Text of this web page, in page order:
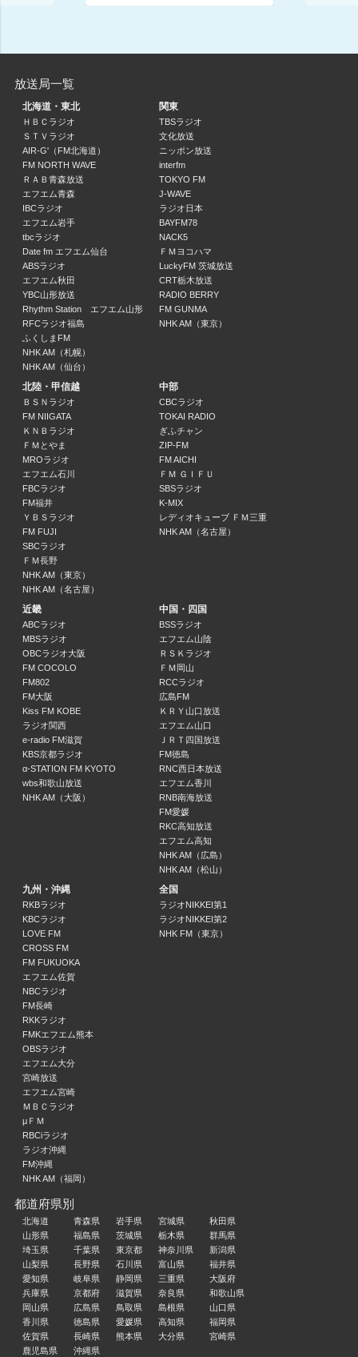
放送局一覧
北海道・東北
ＨＢＣラジオ
ＳＴＶラジオ
AIR-G'（FM北海道）
FM NORTH WAVE
ＲＡＢ青森放送
エフエム青森
IBCラジオ
エフエム岩手
tbcラジオ
Date fm エフエム仙台
ABSラジオ
エフエム秋田
YBC山形放送
Rhythm Station エフエム山形
RFCラジオ福島
ふくしまFM
NHK AM（札幌）
NHK AM（仙台）
関東
TBSラジオ
文化放送
ニッポン放送
interfm
TOKYO FM
J-WAVE
ラジオ日本
BAYFM78
NACK5
ＦＭヨコハマ
LuckyFM 茨城放送
CRT栃木放送
RADIO BERRY
FM GUNMA
NHK AM（東京）
北陸・甲信越
ＢＳＮラジオ
FM NIIGATA
ＫＮＢラジオ
ＦＭとやま
MROラジオ
エフエム石川
FBCラジオ
FM福井
ＹＢＳラジオ
FM FUJI
SBCラジオ
ＦＭ長野
NHK AM（東京）
NHK AM（名古屋）
中部
CBCラジオ
TOKAI RADIO
ぎふチャン
ZIP-FM
FM AICHI
ＦＭ ＧＩＦＵ
SBSラジオ
K-MIX
レディオキューブ ＦＭ三重
NHK AM（名古屋）
近畿
ABCラジオ
MBSラジオ
OBCラジオ大阪
FM COCOLO
FM802
FM大阪
Kiss FM KOBE
ラジオ関西
e-radio FM滋賀
KBS京都ラジオ
α-STATION FM KYOTO
wbs和歌山放送
NHK AM（大阪）
中国・四国
BSSラジオ
エフエム山陰
ＲＳＫラジオ
ＦＭ岡山
RCCラジオ
広島FM
ＫＲＹ山口放送
エフエム山口
ＪＲＴ四国放送
FM徳島
RNC西日本放送
エフエム香川
RNB南海放送
FM愛媛
RKC高知放送
エフエム高知
NHK AM（広島）
NHK AM（松山）
九州・沖縄
RKBラジオ
KBCラジオ
LOVE FM
CROSS FM
FM FUKUOKA
エフエム佐賀
NBCラジオ
FM長崎
RKKラジオ
FMKエフエム熊本
OBSラジオ
エフエム大分
宮崎放送
エフエム宮崎
ＭＢＣラジオ
μＦＭ
RBCiラジオ
ラジオ沖縄
FM沖縄
NHK AM（福岡）
全国
ラジオNIKKEI第1
ラジオNIKKEI第2
NHK FM（東京）
都道府県別
北海道 青森県 岩手県 宮城県
秋田県
山形県
福島県 茨城県 栃木県
群馬県
埼玉県
千葉県 東京都 神奈川県
新潟県
山梨県
長野県 石川県 富山県
福井県
愛知県
岐阜県 静岡県 三重県
大阪府
兵庫県
京都府 滋賀県 奈良県
和歌山県
岡山県
広島県 鳥取県 島根県
山口県
香川県
徳島県 愛媛県 高知県
福岡県
佐賀県
長崎県 熊本県 大分県
宮崎県
鹿児島県
沖縄県